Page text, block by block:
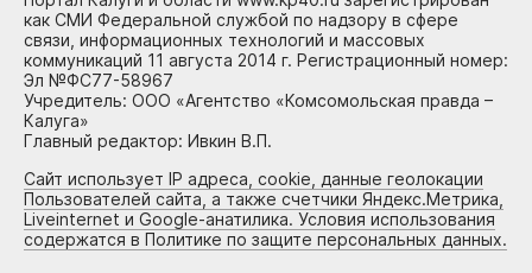
как СМИ Федеральной службой по надзору в сфере
связи, информационных технологий и массовых
коммуникаций 11 августа 2014 г. Регистрационный номер:
Эл №ФС77-58967
Учредитель: ООО «Агентство «Комсомольская правда –
Калуга»
Главный редактор: Ивкин В.П.
Сайт использует IP адреса, cookie, данные геолокации
Пользователей сайта, а также счетчики Яндекс.Метрика,
Liveinternet и Google-анатилика. Условия использования
содержатся в Политике по защите персональных данных.